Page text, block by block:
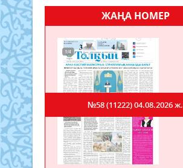
ЖАҢА НОМЕР
№58 (11222)04.08.2026 ж.